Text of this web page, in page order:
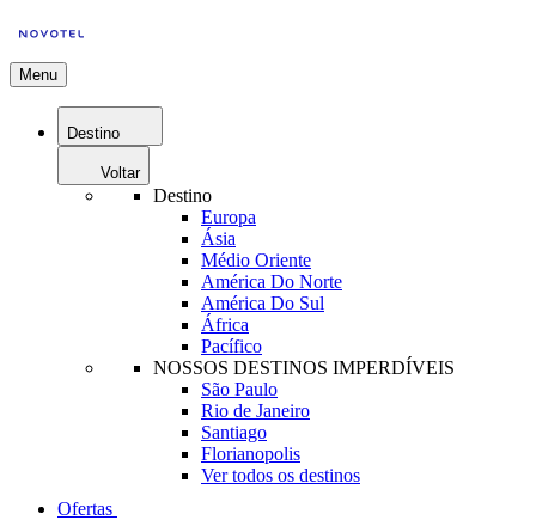
Menu
Destino
Voltar
Destino
Europa
Ásia
Médio Oriente
América Do Norte
América Do Sul
África
Pacífico
NOSSOS DESTINOS IMPERDÍVEIS
São Paulo
Rio de Janeiro
Santiago
Florianopolis
Ver todos os destinos
Ofertas